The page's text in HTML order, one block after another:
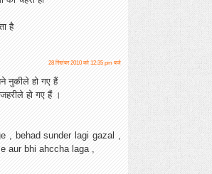
है
28 सितंबर 2010 को 12:35 pm बजे
नुकीले हो गए हैं
हो गए हैं ।
, behad sunder lagi gazal ,
aur bhi ahccha laga ,